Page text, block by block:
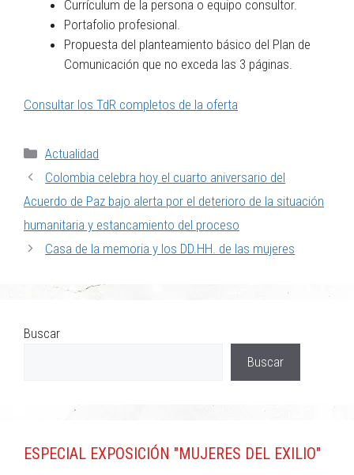
Currículum de la persona o equipo consultor.
Portafolio profesional.
Propuesta del planteamiento básico del Plan de
Comunicación que no exceda las 3 páginas.
Consultar los TdR completos de la oferta
Actualidad
Colombia celebra hoy el cuarto aniversario del
Acuerdo de Paz bajo alerta por el deterioro de la situación
humanitaria y estancamiento del proceso
Casa de la memoria y los DD.HH. de las mujeres
Buscar
Buscar
ESPECIAL EXPOSICIÓN "MUJERES DEL EXILIO"